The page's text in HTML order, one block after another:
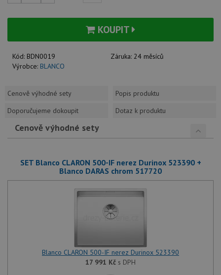
KOUPIT
Kód: BDN0019 Záruka: 24 měsíců
Výrobce: BLANCO
Cenově výhodné sety
Popis produktu
Doporučujeme dokoupit
Dotaz k produktu
Cenově výhodné sety
SET Blanco CLARON 500-IF nerez Durinox 523390 +
Blanco DARAS chrom 517720
Blanco CLARON 500-IF nerez Durinox 523390
17 991 Kč s DPH